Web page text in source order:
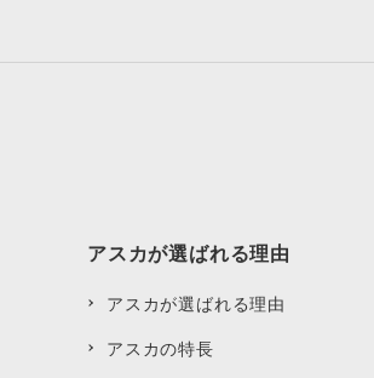
アスカが選ばれる理由
アスカが選ばれる理由
アスカの特長